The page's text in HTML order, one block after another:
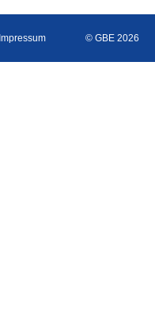
Impressum © GBE 2026